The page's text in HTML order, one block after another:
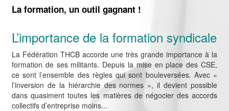
La formation, un outil gagnant !
L’importance de la formation syndicale
La Fédération THCB accorde une très grande importance à la
formation de ses militants. Depuis la mise en place des CSE,
ce sont l’ensemble des règles qui sont bouleversées. Avec «
l’inversion de la hiérarchie des normes », il devient possible
dans quasiment toutes les matières de négocier des accords
collectifs d’entreprise moins...